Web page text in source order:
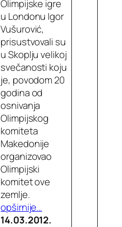
Olimpijske igre
u Londonu Igor
Vušurović,
prisustvovali su
u Skoplju velikoj
svečanosti koju
je, povodom 20
godina od
osnivanja
Olimpijskog
komiteta
Makedonije
organizovao
Olimpijski
komitet ove
zemlje.
opširnije…
14.03.2012.